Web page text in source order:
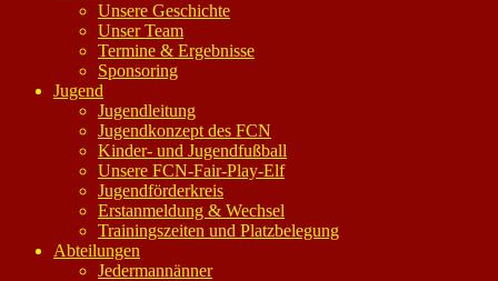
Unsere Geschichte
Unser Team
Termine & Ergebnisse
Sponsoring
Jugend
Jugendleitung
Jugendkonzept des FCN
Kinder- und Jugendfußball
Unsere FCN-Fair-Play-Elf
Jugendförderkreis
Erstanmeldung & Wechsel
Trainingszeiten und Platzbelegung
Abteilungen
Jedermannänner